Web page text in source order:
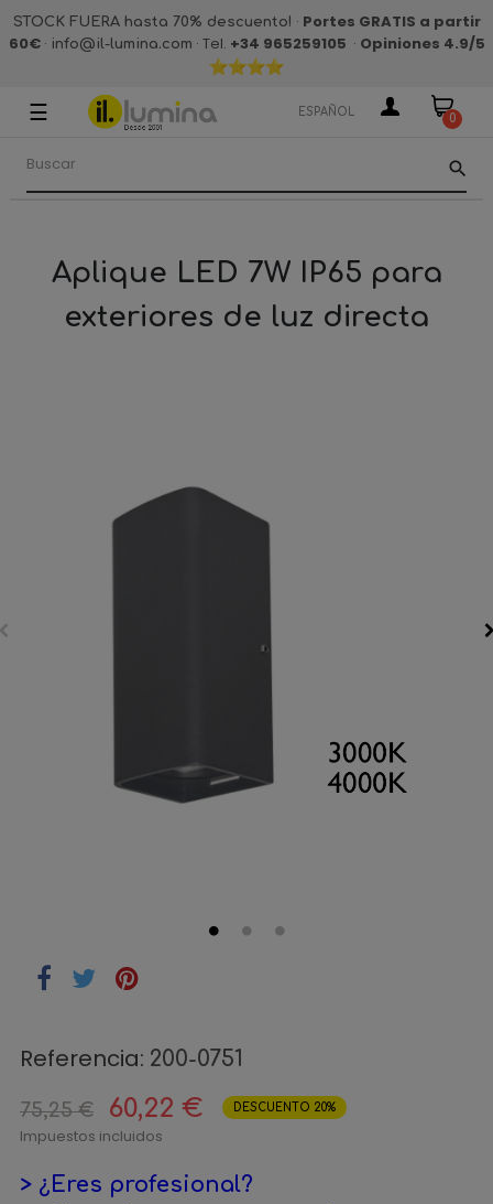
STOCK FUERA hasta 70% descuento! · Portes GRATIS a partir
60€· info@il-lumina.com · Tel. +34 965259105 · Opiniones 4.9/5
Navegación
palanca
☰ ESPAÑOL 0
search
Aplique LED 7W IP65 para
exteriores de luz directa
Referencia: 200-0751
75,25 € 60,22 € DESCUENTO 20%
Impuestos incluidos
> ¿Eres profesional?